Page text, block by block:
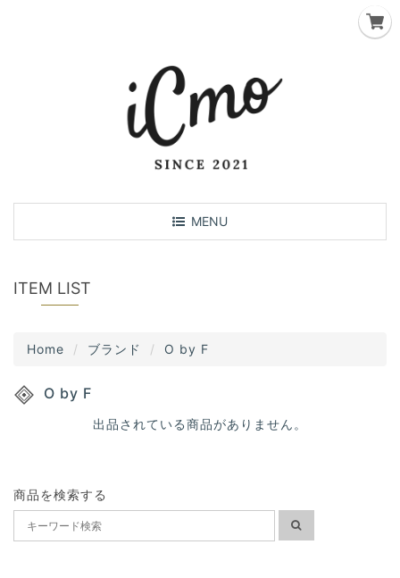
T
o
a
g
n
MENU
ITEM LIST
Home ブランド O by F
O by F
出品されている商品がありません。
商品を検索する